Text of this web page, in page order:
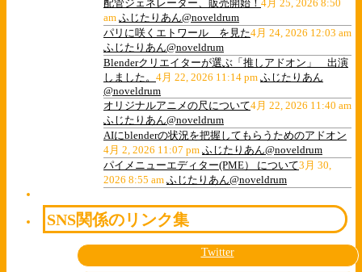
配管ジェネレーター、販売開始！ 4月 25, 2026 8:50
am ふじたりあん@noveldrum
パリに咲くエトワール を見た4月 24, 2026 12:03 am
ふじたりあん@noveldrum
Blenderクリエイターが選ぶ「推しアドオン」 出演
しました。 4月 22, 2026 11:14 pm ふじたりあん
@noveldrum
オリジナルアニメの尺について4月 22, 2026 11:40 am
ふじたりあん@noveldrum
AIにblenderの状況を把握してもらうためのアドオン
4月 2, 2026 11:07 pm ふじたりあん@noveldrum
パイメニューエディター(PME） について3月 30,
2026 8:55 am ふじたりあん@noveldrum
SNS関係のリンク集
Twitter